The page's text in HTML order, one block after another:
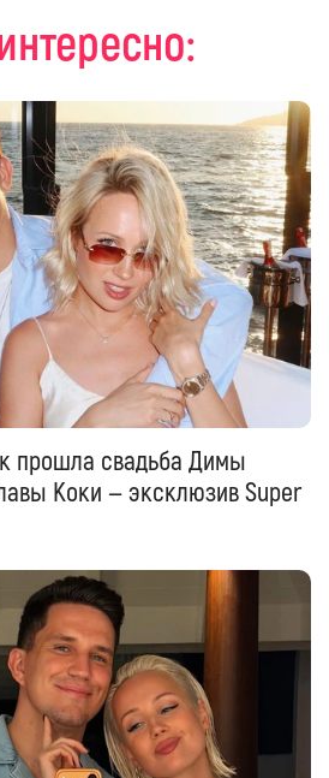
прошла свадьба Димы
Коки — эксклюзив Super